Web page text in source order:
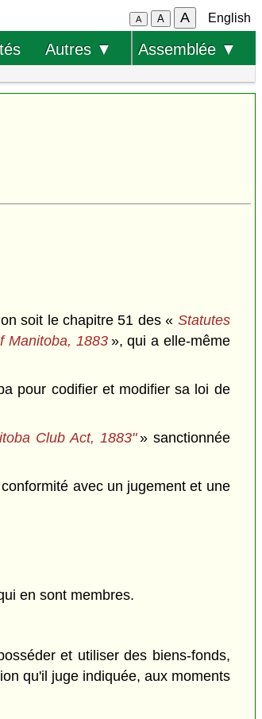
A A A English
Autres ▼ Assemblée ▼
soit le chapitre 51 des « Statutes
Manitoba, 1883», qui a elle-même
pour codifier et modifier sa loi de
Club Act, 1883"» sanctionnée
avec un jugement et une
en sont membres.
et utiliser des biens-fonds,
qu'il juge indiquée, aux moments